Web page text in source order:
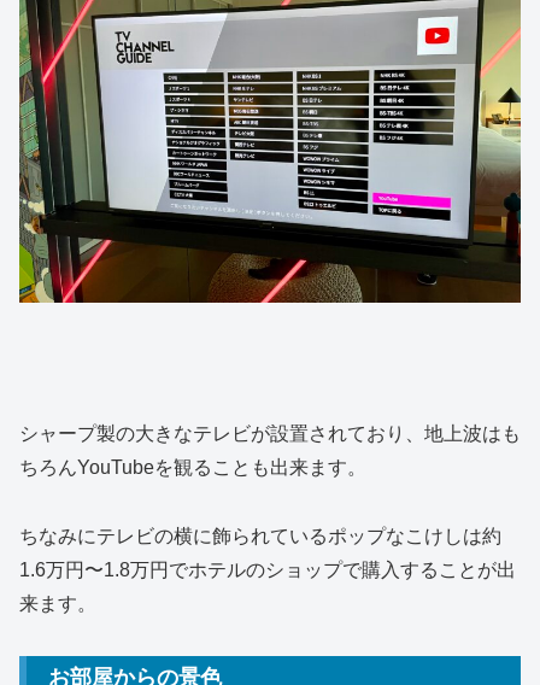
シャープ製の大きなテレビが設置されており、地上波はも
ちろんYouTubeを観ることも出来ます。
ちなみにテレビの横に飾られているポップなこけしは約
1.6万円〜1.8万円でホテルのショップで購入することが出
来ます。
お部屋からの景色